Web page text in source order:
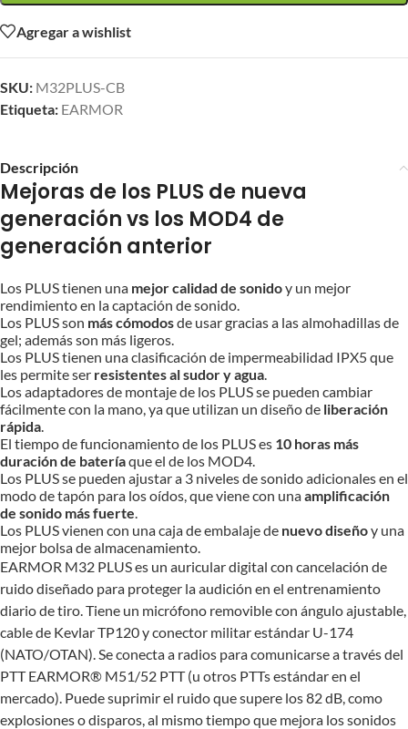
Agregar a wishlist
SKU: M32PLUS-CB
Etiqueta: EARMOR
Descripción
Mejoras de los PLUS de nueva
generación vs los MOD4 de
generación anterior
Los PLUS tienen una mejor calidad de sonidoy un mejor
rendimiento en la captación de sonido.
Los PLUS son más cómodosde usar gracias a las almohadillas de
gel; además son más ligeros.
Los PLUS tienen una clasificación de impermeabilidad IPX5 que
les permite ser resistentes al sudor y agua.
Los adaptadores de montaje de los PLUS se pueden cambiar
fácilmente con la mano, ya que utilizan un diseño de liberación
rápida.
El tiempo de funcionamiento de los PLUS es 10 horas más
duración de bateríaque el de los MOD4.
Los PLUS se pueden ajustar a 3 niveles de sonido adicionales en el
modo de tapón para los oídos, que viene con unaamplificación
de sonido más fuerte.
Los PLUS vienen con una caja de embalaje de nuevo diseñoy una
mejor bolsa de almacenamiento.
EARMOR M32 PLUS es un auricular digital con cancelación de
ruido diseñado para proteger la audición en el entrenamiento
diario de tiro. Tiene un micrófono removible con ángulo ajustable,
cable de Kevlar TP120 y conector militar estándar U-174
(NATO/OTAN). Se conecta a radios para comunicarse a través del
PTT EARMOR® M51/52 PTT (u otros PTTs estándar en el
mercado). Puede suprimir el ruido que supere los 82 dB, como
explosiones o disparos, al mismo tiempo que mejora los sonidos